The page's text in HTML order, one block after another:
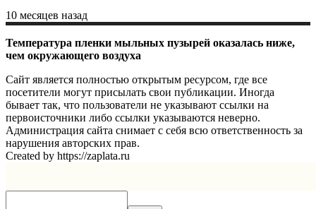
10 месяцев назад
Температура пленки мыльных пузырей оказалась ниже,
чем окружающего воздуха
Сайт является полностью открытым ресурсом, где все
посетители могут присылать свои публикации. Иногда
бывает так, что пользователи не указывают ссылки на
первоисточники либо ссылки указываются неверно.
Администрация сайта снимает с себя всю ответственность за
нарушения авторских прав.
Created by https://zaplata.ru